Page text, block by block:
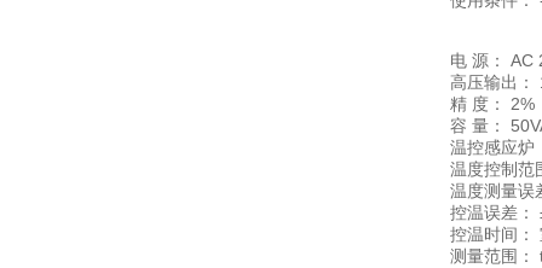
电 源： AC
高压输出：
精 度： 2%
容 量：
温控感应炉
温度控制
温度测量
控温误差
控温时间
测量范围：